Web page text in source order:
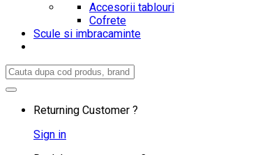
Accesorii tablouri
Cofrete
Scule si imbracaminte
Search
for:
Returning Customer ?
Sign in